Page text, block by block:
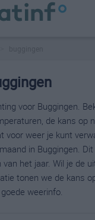
voor Buggingen.
de kans
voor weer je kunt
in Buggingen.
het jaar. Wil je de
tonen we de kans
weerinfo.